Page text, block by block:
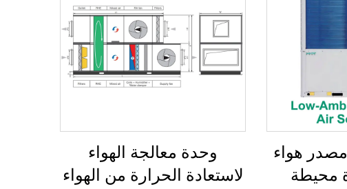
هواء
محيطة
وحدة معالجة الهواء
لاستعادة الحرارة من الهواء